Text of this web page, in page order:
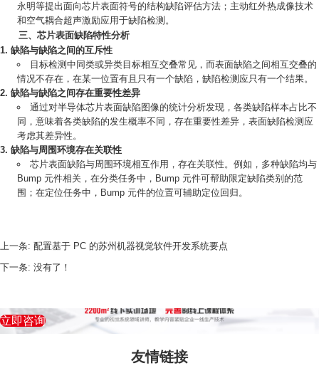
永明等提出面向芯片表面符号的结构缺陷评估方法；主动红外热成像技术
和空气耦合超声激励应用于缺陷检测。
三、芯片表面缺陷特性分析
缺陷与缺陷之间的互斥性
目标检测中同类或异类目标相互交叠常见，而表面缺陷之间相互交叠的
情况不存在，在某一位置有且只有一个缺陷，缺陷检测应只有一个结果。
缺陷与缺陷之间存在重要性差异
通过对半导体芯片表面缺陷图像的统计分析发现，各类缺陷样本占比不
同，意味着各类缺陷的发生概率不同，存在重要性差异，表面缺陷检测应
考虑其差异性。
缺陷与周围环境存在关联性
芯片表面缺陷与周围环境相互作用，存在关联性。例如，多种缺陷均与
Bump 元件相关，在分类任务中，Bump 元件可帮助限定缺陷类别的范
围；在定位任务中，Bump 元件的位置可辅助定位回归。
上一条: 配置基于 PC 的苏州机器视觉软件开发系统要点
下一条: 没有了！
立即咨询
友情链接